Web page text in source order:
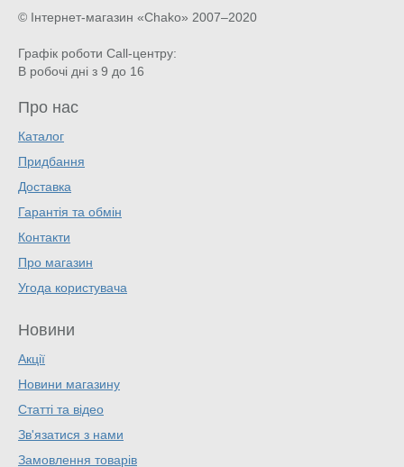
© Інтернет-магазин «Chako» 2007–2020
Графік роботи Call-центру:
В робочі дні з 9 до 16
Про нас
Каталог
Придбання
Доставка
Гарантія та обмін
Контакти
Про магазин
Угода користувача
Новини
Акції
Новини магазину
Статті та відео
Зв'язатися з нами
Замовлення товарів